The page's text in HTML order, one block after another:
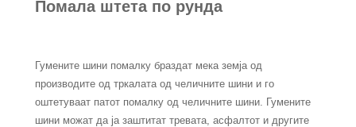
Помала штета по рунда
Гумените шини помалку браздат мека земја од
производите од тркалата од челичните шини и го
оштетуваат патот помалку од челичните шини. Гумените
шини можат да ја заштитат тревата, асфалтот и другите